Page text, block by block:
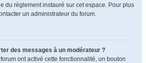
du règlement instauré sur cet espace. Pour plus
un administrateur du forum.
des messages à un modérateur ?
ont activé cette fonctionnalité, un bouton